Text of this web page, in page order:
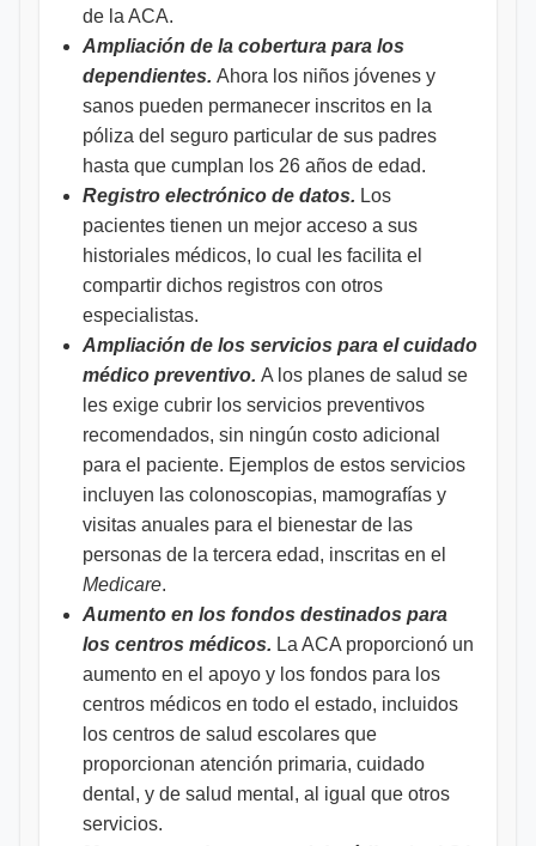
de la ACA.
Ampliación de la cobertura para los
dependientes. Ahora los niños jóvenes y
sanos pueden permanecer inscritos en la
póliza del seguro particular de sus padres
hasta que cumplan los 26 años de edad.
Registro electrónico de datos. Los
pacientes tienen un mejor acceso a sus
historiales médicos, lo cual les facilita el
compartir dichos registros con otros
especialistas.
Ampliación de los servicios para el cuidado
médico preventivo. A los planes de salud se
les exige cubrir los servicios preventivos
recomendados, sin ningún costo adicional
para el paciente. Ejemplos de estos servicios
incluyen las colonoscopias, mamografías y
visitas anuales para el bienestar de las
personas de la tercera edad, inscritas en el
Medicare.
Aumento en los fondos destinados para
los centros médicos. La ACA proporcionó un
aumento en el apoyo y los fondos para los
centros médicos en todo el estado, incluidos
los centros de salud escolares que
proporcionan atención primaria, cuidado
dental, y de salud mental, al igual que otros
servicios.